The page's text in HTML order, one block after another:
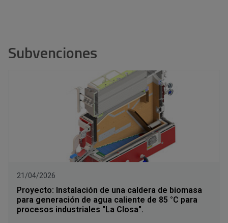
Subvenciones
21/04/2026
Proyecto: Instalación de una caldera de biomasa
para generación de agua caliente de 85 °C para
procesos industriales "La Closa".